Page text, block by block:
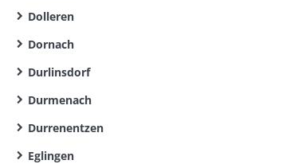
Dolleren
Dornach
Durlinsdorf
Durmenach
Durrenentzen
Eglingen